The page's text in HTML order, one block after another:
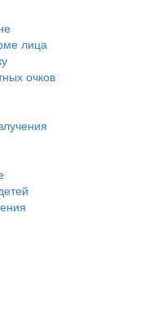
лица
очков